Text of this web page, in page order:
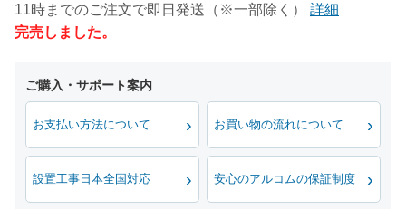
11時までのご注文で即日発送（※一部除く）
詳細
完売しました。
お支払い方法について お買い物の流れについて
設置工事日本全国対応 安心のアルコムの保証制度